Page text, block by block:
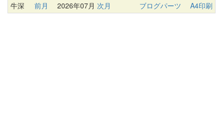
牛深 前月 2026年07月 次月 ブログパーツ A4印刷